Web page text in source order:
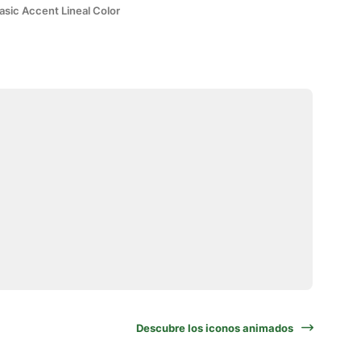
Accent Lineal Color
Descubre los iconos animados